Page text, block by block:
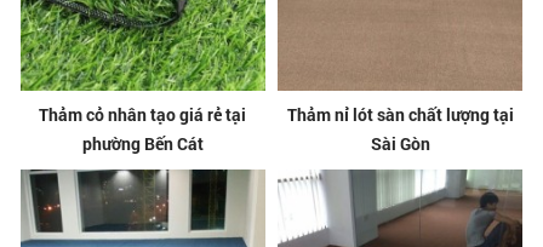
Thảm cỏ nhân tạo giá rẻ tại
phường Bến Cát
Thảm nỉ lót sàn chất lượng tại
Sài Gòn